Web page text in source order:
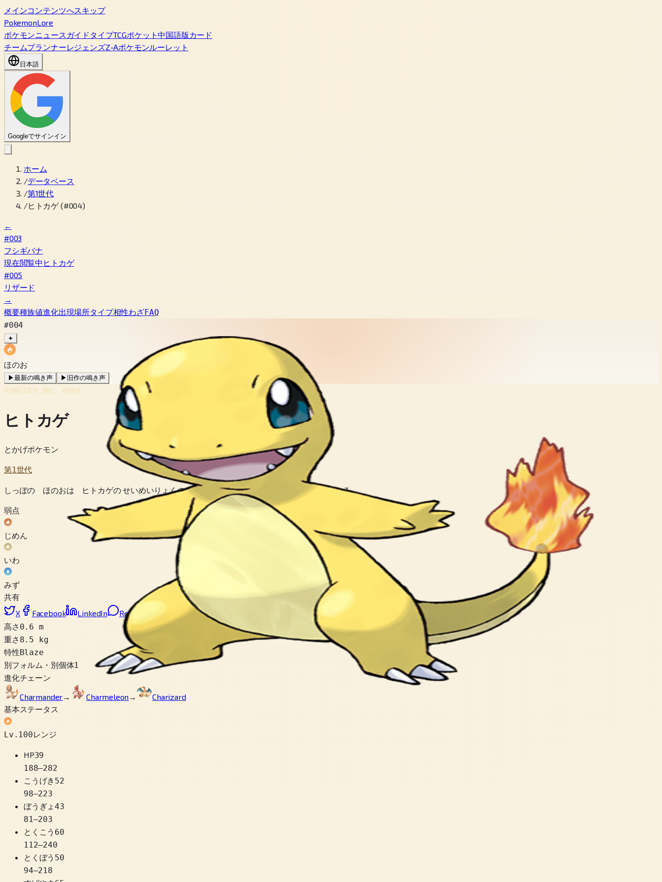
メインコンテンツへスキップ
PokemonLore
ポケモンニュース ガイド タイプTCGポケット中国語版カード
チームプランナーレジェンズZ-Aポケモンルーレット
日本語
Googleでサインイン
ホーム
/データベース
/第1世代
/ヒトカゲ (#004)
←
#003
フシギバナ
現在閲覧中 ヒトカゲ
#005
リザード
→
概要種族値進化出現場所タイプ相性わざFAQ
#004
✦
ほのお
▶最新の鳴き声 ▶ 旧作の鳴き声
POKÉDEX No. #004
ヒトカゲ
とかげポケモン
第1世代
しっぽの ほのおは ヒトカゲの せいめいりょくの あかし。 げんきだと さかんに もえさかる。
弱点
じめん
いわ
みず
共有
X
Facebook LinkedIn Reddit リンクをコピー
高さ 0.6 m
重さ 8.5 kg
特性Blaze
別フォルム・別個体1
進化チェーン
Charmander→ Charmeleon→
Charizard
基本ステータス
Lv.100レンジ
HP39
188–282
こうげき 52
98–223
ぼうぎょ43
81–203
とくこう 60
112–240
とくぼう 50
94–218